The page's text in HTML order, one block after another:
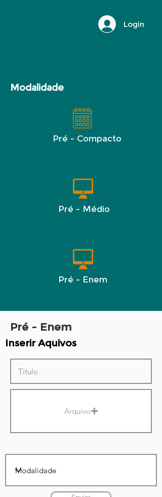
Login
Modalidade
Pré - Compacto
Pré - Médio
Pré - Enem
Pré - Enem
Inserir Aquivos
Arquivo